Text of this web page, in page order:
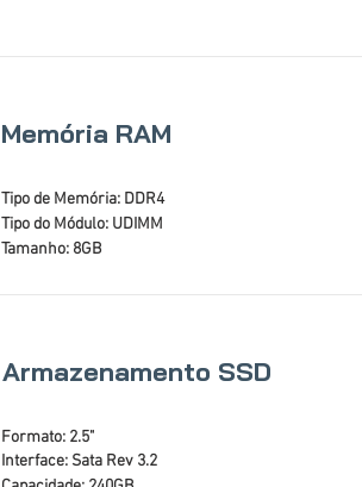
Memória RAM
Tipo de Memória: DDR4
Tipo do Módulo: UDIMM
Tamanho: 8GB
Armazenamento SSD
Formato: 2.5"
Interface: Sata Rev 3.2